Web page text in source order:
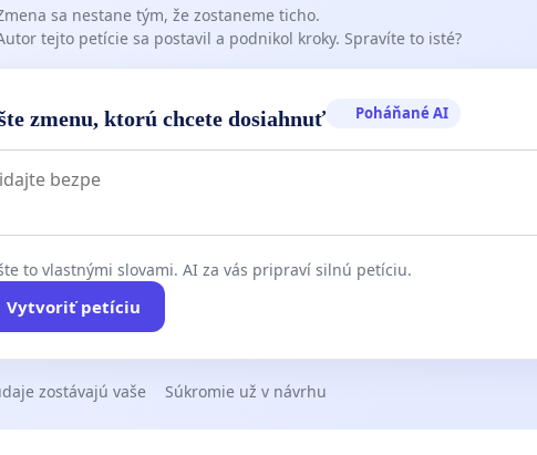
sa nestane tým, že zostaneme ticho.
tejto petície sa postavil a podnikol kroky. Spravíte to isté?
zmenu, ktorú chcete dosiahnuť Poháňané AI
to vlastnými slovami. AI za vás pripraví silnú petíciu.
Vytvoriť petíciu
zostávajú vaše Súkromie už v návrhu